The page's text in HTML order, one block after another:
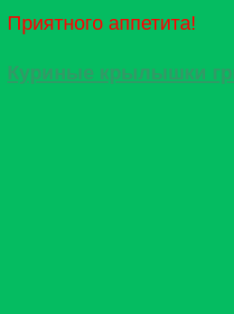
Приятного аппетита!
Куриные крылышки